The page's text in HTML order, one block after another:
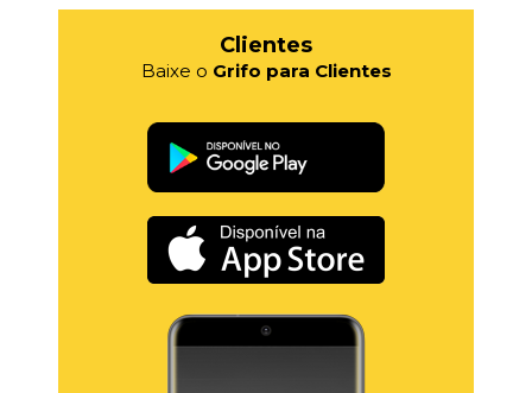
Clientes
Baixe o Grifo para Clientes